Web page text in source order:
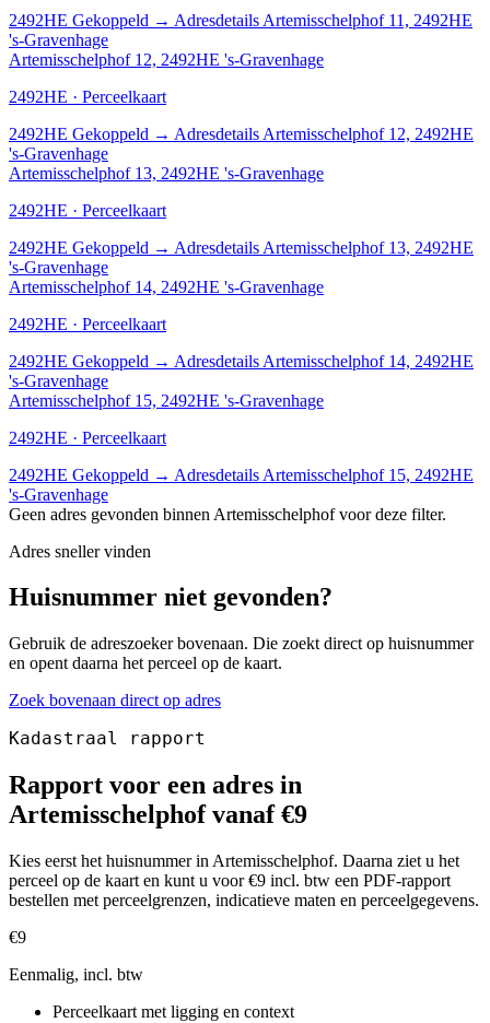
2492HE Gekoppeld → Adresdetails Artemisschelphof 11, 2492HE
's-Gravenhage
Artemisschelphof 12, 2492HE 's-Gravenhage
2492HE · Perceelkaart
2492HE Gekoppeld → Adresdetails Artemisschelphof 12, 2492HE
's-Gravenhage
Artemisschelphof 13, 2492HE 's-Gravenhage
2492HE · Perceelkaart
2492HE Gekoppeld → Adresdetails Artemisschelphof 13, 2492HE
's-Gravenhage
Artemisschelphof 14, 2492HE 's-Gravenhage
2492HE · Perceelkaart
2492HE Gekoppeld → Adresdetails Artemisschelphof 14, 2492HE
's-Gravenhage
Artemisschelphof 15, 2492HE 's-Gravenhage
2492HE · Perceelkaart
2492HE Gekoppeld → Adresdetails Artemisschelphof 15, 2492HE
's-Gravenhage
Geen adres gevonden binnen Artemisschelphof voor deze filter.
Adres sneller vinden
Huisnummer niet gevonden?
Gebruik de adreszoeker bovenaan. Die zoekt direct op huisnummer
en opent daarna het perceel op de kaart.
Zoek bovenaan direct op adres
Kadastraal rapport
Rapport voor een adres in
Artemisschelphof vanaf €9
Kies eerst het huisnummer in Artemisschelphof. Daarna ziet u het
perceel op de kaart en kunt u voor €9 incl. btw een PDF-rapport
bestellen met perceelgrenzen, indicatieve maten en perceelgegevens.
€9
Eenmalig, incl. btw
Perceelkaart met ligging en context